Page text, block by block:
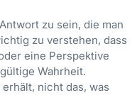
zu sein, die man
zu verstehen, dass
eine Perspektive
Wahrheit.
nicht das, was